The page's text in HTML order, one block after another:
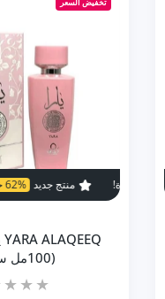
زيادة كمية Luminus Pour Femme BY Rue Broca EDP لومينوس (100ml ستاتي) Default Title
إضافة إلى
13% خصم لفترة محدودة!منتج جديد 62% خصم لفترة
(100مل ستاتي)